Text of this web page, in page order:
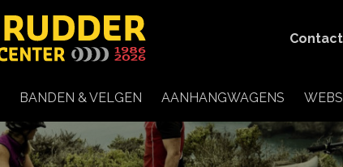
BANDEN & VELGEN AANHANGWAGENS